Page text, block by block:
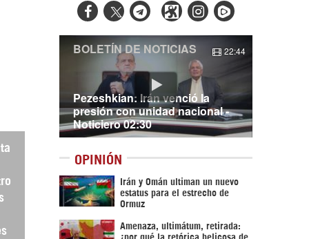
  
Pezeshkian: Irán venció la
presión con unidad nacional -
Noticiero 02:30
BOLETÍN DE NOTICIAS 22:44
OPINIÓN
Irán y Omán ultiman un nuevo
estatus para el estrecho de
Ormuz
Amenaza, ultimátum, retirada:
¿por qué la retórica belicosa de